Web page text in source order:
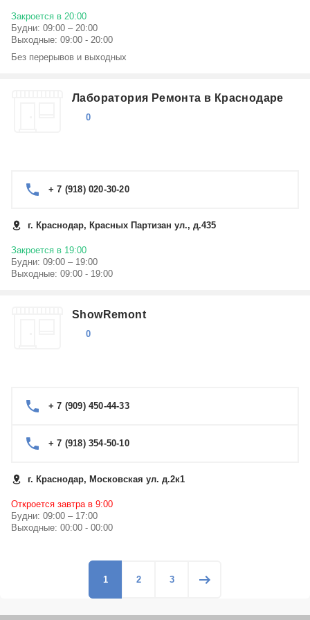
Закроется в 20:00
Будни: 09:00 – 20:00
Выходные: 09:00 - 20:00
Без перерывов и выходных
Лаборатория Ремонта в Краснодаре
0
+ 7 (918) 020-30-20
г. Краснодар, Красных Партизан ул., д.435
Закроется в 19:00
Будни: 09:00 – 19:00
Выходные: 09:00 - 19:00
ShowRemont
0
+ 7 (909) 450-44-33
+ 7 (918) 354-50-10
г. Краснодар, Московская ул. д.2к1
Откроется завтра в 9:00
Будни: 09:00 – 17:00
Выходные: 00:00 - 00:00
1 2 3